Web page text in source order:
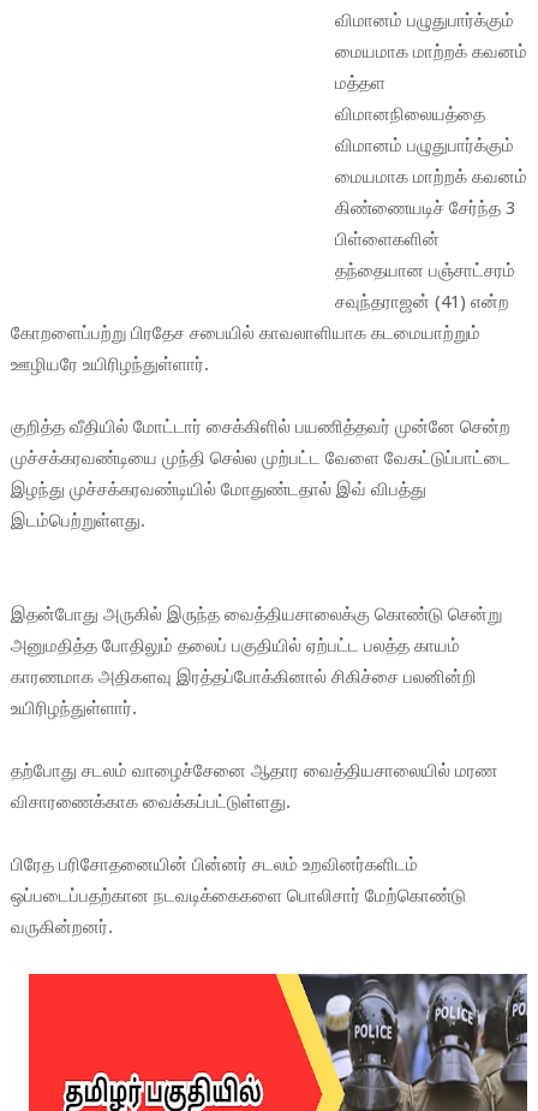
விமானம் பழுதுபார்க்கும்
மையமாக மாற்றக் கவனம்
மத்தள
விமானநிலையத்தை
விமானம் பழுதுபார்க்கும்
மையமாக மாற்றக் கவனம்
கிண்ணையடிச் சேர்ந்த 3
பிள்ளைகளின்
தந்தையான பஞ்சாட்சரம்
சவுந்தராஜன் (41) என்ற
கோறளைப்பற்று பிரதேச சபையில் காவலாளியாக கடமையாற்றும்
ஊழியரே உயிரிழந்துள்ளார்.
குறித்த வீதியில் மோட்டார் சைக்கிளில் பயணித்தவர் முன்னே சென்ற
முச்சக்கரவண்டியை முந்தி செல்ல முற்பட்ட வேளை வேகட்டுப்பாட்டை
இழந்து முச்சக்கரவண்டியில் மோதுண்டதால் இவ் விபத்து
இடம்பெற்றுள்ளது.
இதன்போது அருகில் இருந்த வைத்தியசாலைக்கு கொண்டு சென்று
அனுமதித்த போதிலும் தலைப் பகுதியில் ஏற்பட்ட பலத்த காயம்
காரணமாக அதிகளவு இரத்தப்போக்கினால் சிகிச்சை பலனின்றி
உயிரிழந்துள்ளார்.
தற்போது சடலம் வாழைச்சேனை ஆதார வைத்தியசாலையில் மரண
விசாரணைக்காக வைக்கப்பட்டுள்ளது.
பிரேத பரிசோதனையின் பின்னர் சடலம் உறவினர்களிடம்
ஒப்படைப்பதற்கான நடவடிக்கைகளை பொலிசார் மேற்கொண்டு
வருகின்றனர்.